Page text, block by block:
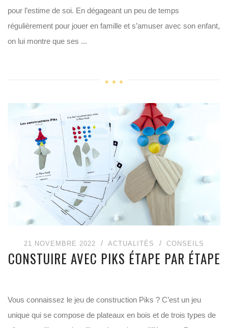
pour l’estime de soi. En dégageant un peu de temps
régulièrement pour jouer en famille et s’amuser avec son enfant,
on lui montre que ses ...
21 NOVEMBRE 2022 ACTUALITÉS CONSEILS
CONSTUIRE AVEC PIKS ÉTAPE PAR ÉTAPE
Vous connaissez le jeu de construction Piks ? C’est un jeu
unique qui se compose de plateaux en bois et de trois types de